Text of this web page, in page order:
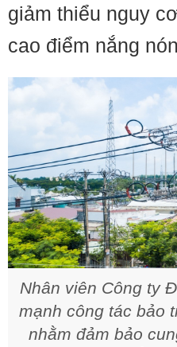
giảm thiểu nguy
cao điểm nắng
Nhân viên Công ty
mạnh công tác bảo
nhằm đảm bảo